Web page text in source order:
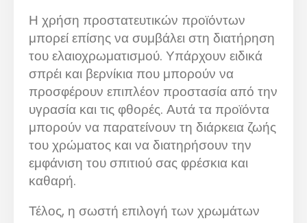
Η χρήση προστατευτικών προϊόντων
μπορεί επίσης να συμβάλει στη διατήρηση
του ελαιοχρωματισμού. Υπάρχουν ειδικά
σπρέι και βερνίκια που μπορούν να
προσφέρουν επιπλέον προστασία από την
υγρασία και τις φθορές. Αυτά τα προϊόντα
μπορούν να παρατείνουν τη διάρκεια ζωής
του χρώματος και να διατηρήσουν την
εμφάνιση του σπιτιού σας φρέσκια και
καθαρή.
Τέλος, η σωστή επιλογή των χρωμάτων